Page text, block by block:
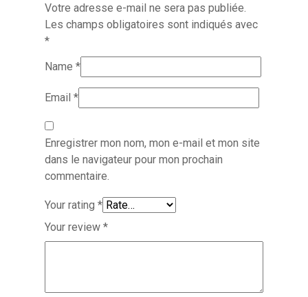
Votre adresse e-mail ne sera pas publiée.
Les champs obligatoires sont indiqués avec
*
Name *
Email *
Enregistrer mon nom, mon e-mail et mon site
dans le navigateur pour mon prochain
commentaire.
Your rating *
Your review *